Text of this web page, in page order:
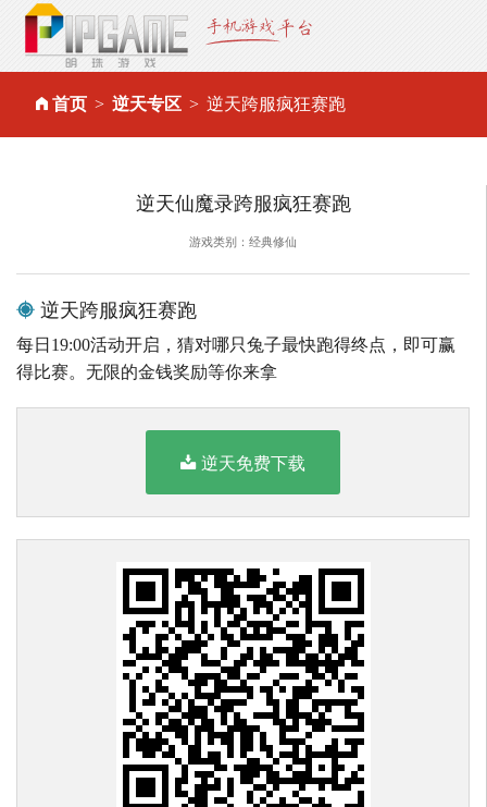
首页 逆天专区 逆天跨服疯狂赛跑
逆天仙魔录跨服疯狂赛跑
游戏类别：经典修仙
逆天跨服疯狂赛跑
每日19:00活动开启，猜对哪只兔子最快跑得终点，即可赢
得比赛。无限的金钱奖励等你来拿
逆天免费下载